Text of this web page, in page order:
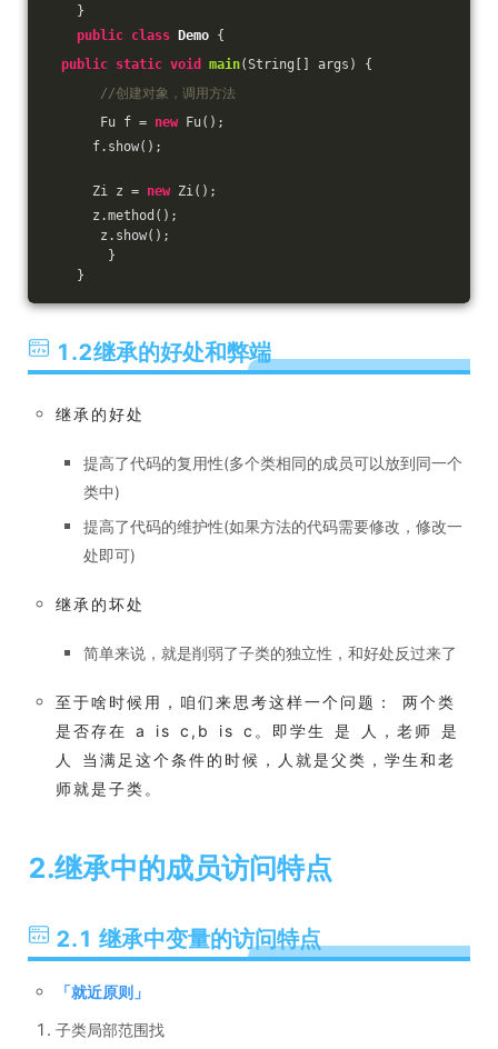
}
public class Demo {
public static void main(String[] args)
{
//创建对象，调用方法
Fu f = new Fu();
f.show();
Zi z = new Zi();
z.method();
z.show();
}
}
1.2继承的好处和弊端
继承的好处
提高了代码的复用性(多个类相同的成员可以放到同一个
类中)
提高了代码的维护性(如果方法的代码需要修改，修改一
处即可)
继承的坏处
简单来说，就是削弱了子类的独立性，和好处反过来了
至于啥时候用，咱们来思考这样一个问题： 两个类
是否存在 a is c,b is c。即学生 是 人，老师 是
人 当满足这个条件的时候，人就是父类，学生和老
师就是子类。
2.继承中的成员访问特点
2.1 继承中变量的访问特点
「就近原则 」
子类局部范围找